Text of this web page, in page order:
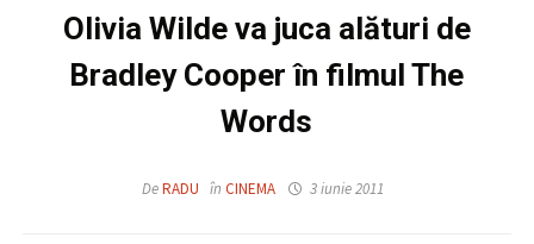
Olivia Wilde va juca alături de
Bradley Cooper în filmul The
Words
DeRADU înCINEMA 3 iunie 2011